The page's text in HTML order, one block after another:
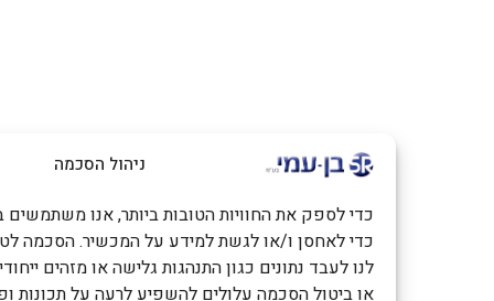
כדי לספק את החוויות הטובות ביותר, אנו משתמשים בטכנולוגיות
כדי לאחסן ו/או לגשת למידע על המכשיר. הסכמה לטכנולוגיות
לנו לעבד נתונים כגון התנהגות גלישה או מזהים ייחודיים באתר
או ביטול הסכמה עלולים להשפיע לרעה על תכונות ופונקציות